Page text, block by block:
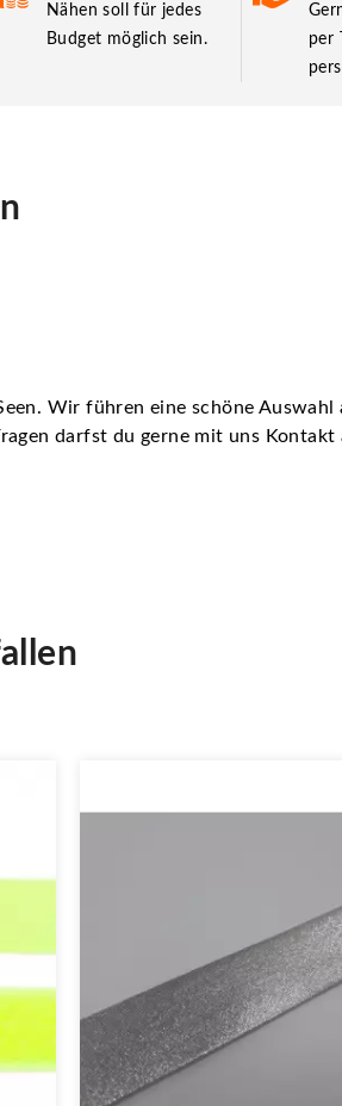
Nähen soll für jedes
Budget möglich sein.
per
Wir führen eine schöne Auswahl
darfst du gerne mit uns Kontakt